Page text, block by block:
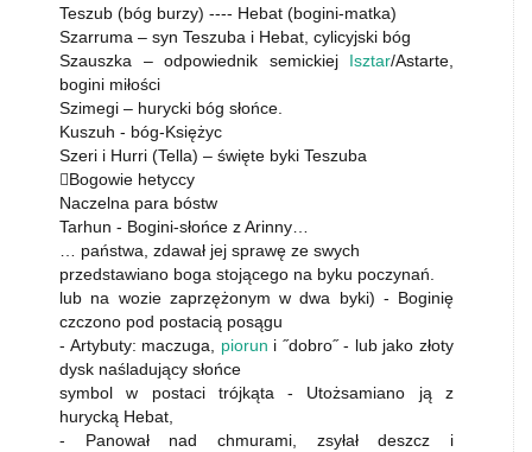
Teszub (bóg burzy) ---- Hebat (bogini-matka)
Szarruma – syn Teszuba i Hebat, cylicyjski bóg
Szauszka – odpowiednik semickiej Isztar/Astarte,
bogini miłości
Szimegi – hurycki bóg słońce.
Kuszuh - bóg-Księżyc
Szeri i Hurri (Tella) – święte byki Teszuba
Bogowie hetyccy
Naczelna para bóstw
Tarhun - Bogini-słońce z Arinny…
… państwa, zdawał jej sprawę ze swych
przedstawiano boga stojącego na byku poczynań.
lub na wozie zaprzężonym w dwa byki) - Boginię
czczono pod postacią posągu
- Artybuty: maczuga, piorun i ˝dobro˝ - lub jako złoty
dysk naśladujący słońce
symbol w postaci trójkąta - Utożsamiano ją z
hurycką Hebat,
- Panował nad chmurami, zsyłał deszcz i